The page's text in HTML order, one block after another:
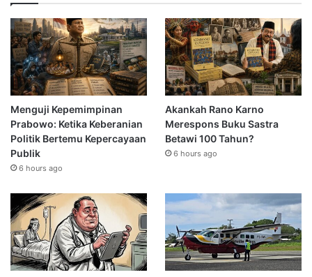
Menguji Kepemimpinan
Prabowo: Ketika Keberanian
Politik Bertemu Kepercayaan
Publik
6 hours ago
Akankah Rano Karno
Merespons Buku Sastra
Betawi 100 Tahun?
6 hours ago